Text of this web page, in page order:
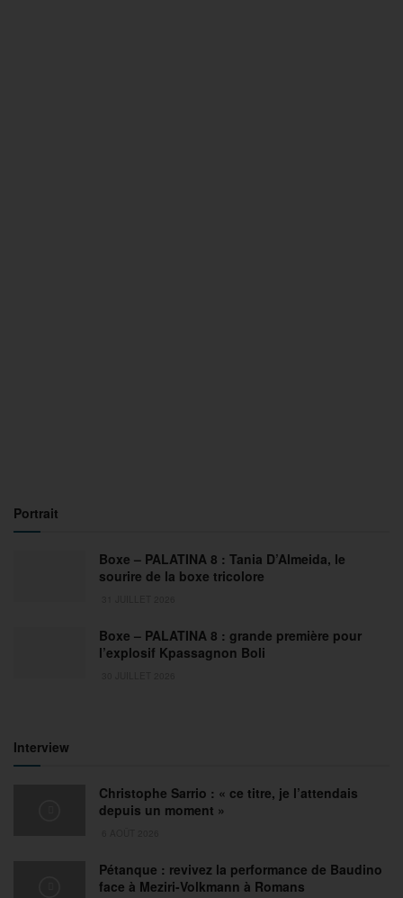
Portrait
Boxe – PALATINA 8 : Tania D’Almeida, le
sourire de la boxe tricolore
Boxe – PALATINA 8 : grande première pour
l’explosif Kpassagnon Boli
Interview
Christophe Sarrio : « ce titre, je l’attendais
depuis un moment »
Pétanque : revivez la performance de Baudino
face à Meziri-Volkmann à Romans